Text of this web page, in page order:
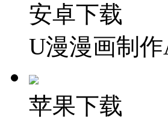
安卓下载
U漫漫画制
苹果下载